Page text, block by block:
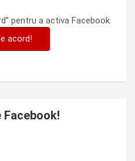
pentru a activa Facebook
acord!